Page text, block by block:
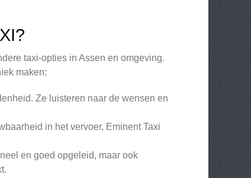
taxi-opties in Assen en omgeving.
maken:
Ze luisteren naar de wensen en
in het vervoer, Eminent Taxi
en goed opgeleid, maar ook